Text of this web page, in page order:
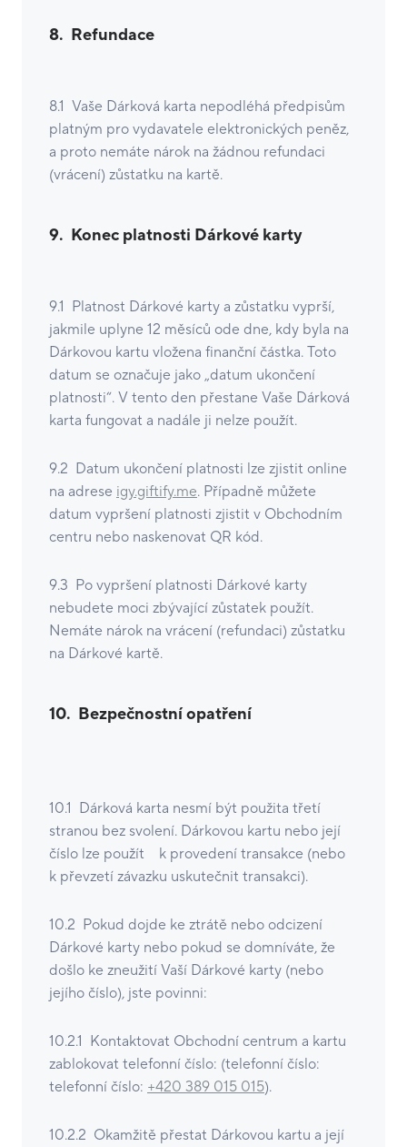
8. Refundace
8.1 Vaše Dárková karta nepodléhá předpisům
platným pro vydavatele elektronických peněz,
a proto nemáte nárok na žádnou refundaci
(vrácení) zůstatku na kartě.
9. Konec platnosti Dárkové karty
9.1 Platnost Dárkové karty a zůstatku vyprší,
jakmile uplyne 12 měsíců ode dne, kdy byla na
Dárkovou kartu vložena finanční částka. Toto
datum se označuje jako „datum ukončení
platnosti“. V tento den přestane Vaše Dárková
karta fungovat a nadále ji nelze použít.
9.2 Datum ukončení platnosti lze zjistit online
na adrese igy.giftify.me. Případně můžete
datum vypršení platnosti zjistit v Obchodním
centru nebo naskenovat QR kód.
9.3 Po vypršení platnosti Dárkové karty
nebudete moci zbývající zůstatek použít.
Nemáte nárok na vrácení (refundaci) zůstatku
na Dárkové kartě.
10. Bezpečnostní opatření
10.1 Dárková karta nesmí být použita třetí
stranou bez svolení. Dárkovou kartu nebo její
číslo lze použít k provedení transakce (nebo
k převzetí závazku uskutečnit transakci).
10.2 Pokud dojde ke ztrátě nebo odcizení
Dárkové karty nebo pokud se domníváte, že
došlo ke zneužití Vaší Dárkové karty (nebo
jejího číslo), jste povinni:
10.2.1 Kontaktovat Obchodní centrum a kartu
zablokovat telefonní číslo: (telefonní číslo:
telefonní číslo: +420 389 015 015).
10.2.2 Okamžitě přestat Dárkovou kartu a její